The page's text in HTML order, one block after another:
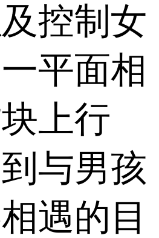
控制女
平面相
上行
与男孩
遇的目